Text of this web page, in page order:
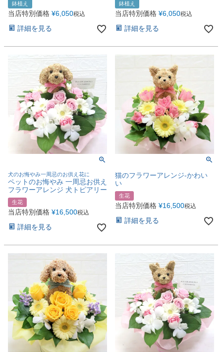
鉢植え
当店特別価格 ¥6,050税込
詳細を見る
鉢植え
当店特別価格 ¥6,050税込
詳細を見る
犬のお悔やみ一周忌のお供え花に
ペットのお悔やみ 一周忌お供え
フラワーアレンジ 犬トピアリー
生花
当店特別価格 ¥16,500税込
詳細を見る
猫のフラワーアレンジ-かわい
い
生花
当店特別価格 ¥16,500税込
詳細を見る